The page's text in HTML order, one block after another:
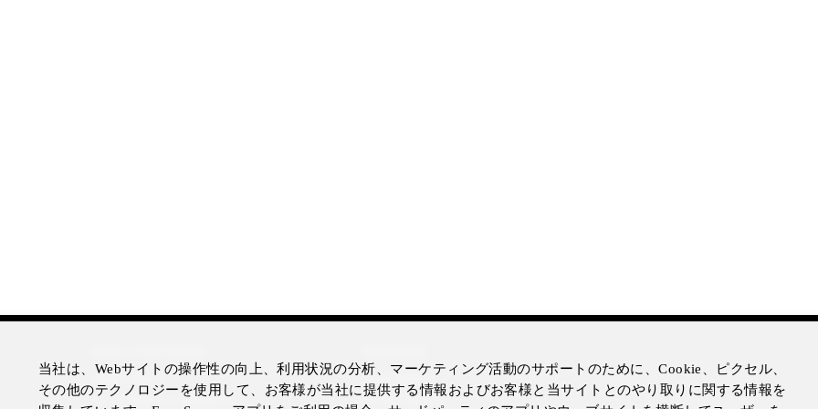
Press Room
Four Seasons Magazine
Legal Notice
Privacy Notice
当社は、Webサイトの操作性の向上、利用状況の分析、マーケティング活動のサポートのために、Cookie、ピクセル、
その他のテクノロジーを使用して、お客様が当社に提供する情報およびお客様と当サイトとのやり取りに関する情報を